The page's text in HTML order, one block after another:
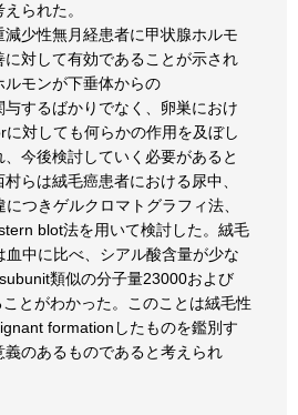
られた。
減少性無月経患者に甲状腺ホルモ
に対して有効であることが示され
モンが下垂体からの
するばかりでなく、卵巣におけ
対しても何らかの作用を及ぼし
今後検討していく必要があると
らは絨毛癌患者における尿中、
つきゲルクロマトグラフィ法、
blot法を用いて検討した。絨毛
中に比べ、シアル酸含量が少な
類似の分子量23000および
とがわかった。このことは絨毛性
formationしたものを鑑別す
のあるものであると考えられ